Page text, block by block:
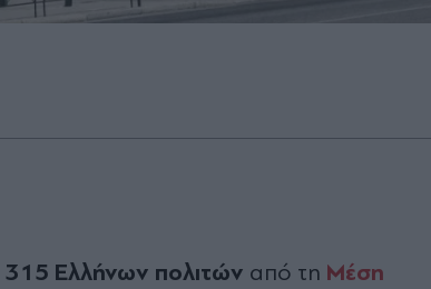
315 Ελλήνων πολιτών από τη Μέση